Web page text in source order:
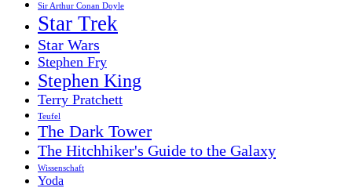
Sir Arthur Conan Doyle
Star Trek
Star Wars
Stephen Fry
Stephen King
Terry Pratchett
Teufel
The Dark Tower
The Hitchhiker's Guide to the Galaxy
Wissenschaft
Yoda